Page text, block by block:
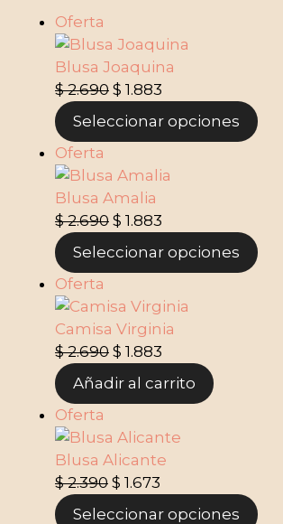
Oferta
Blusa Joaquina
$2.690 $ 1.883
Seleccionar opciones
Oferta
Blusa Amalia
$2.690 $ 1.883
Seleccionar opciones
Oferta
Camisa Virginia
$2.690 $ 1.883
Añadir al carrito
Oferta
Blusa Alicante
$2.390 $ 1.673
Seleccionar opciones